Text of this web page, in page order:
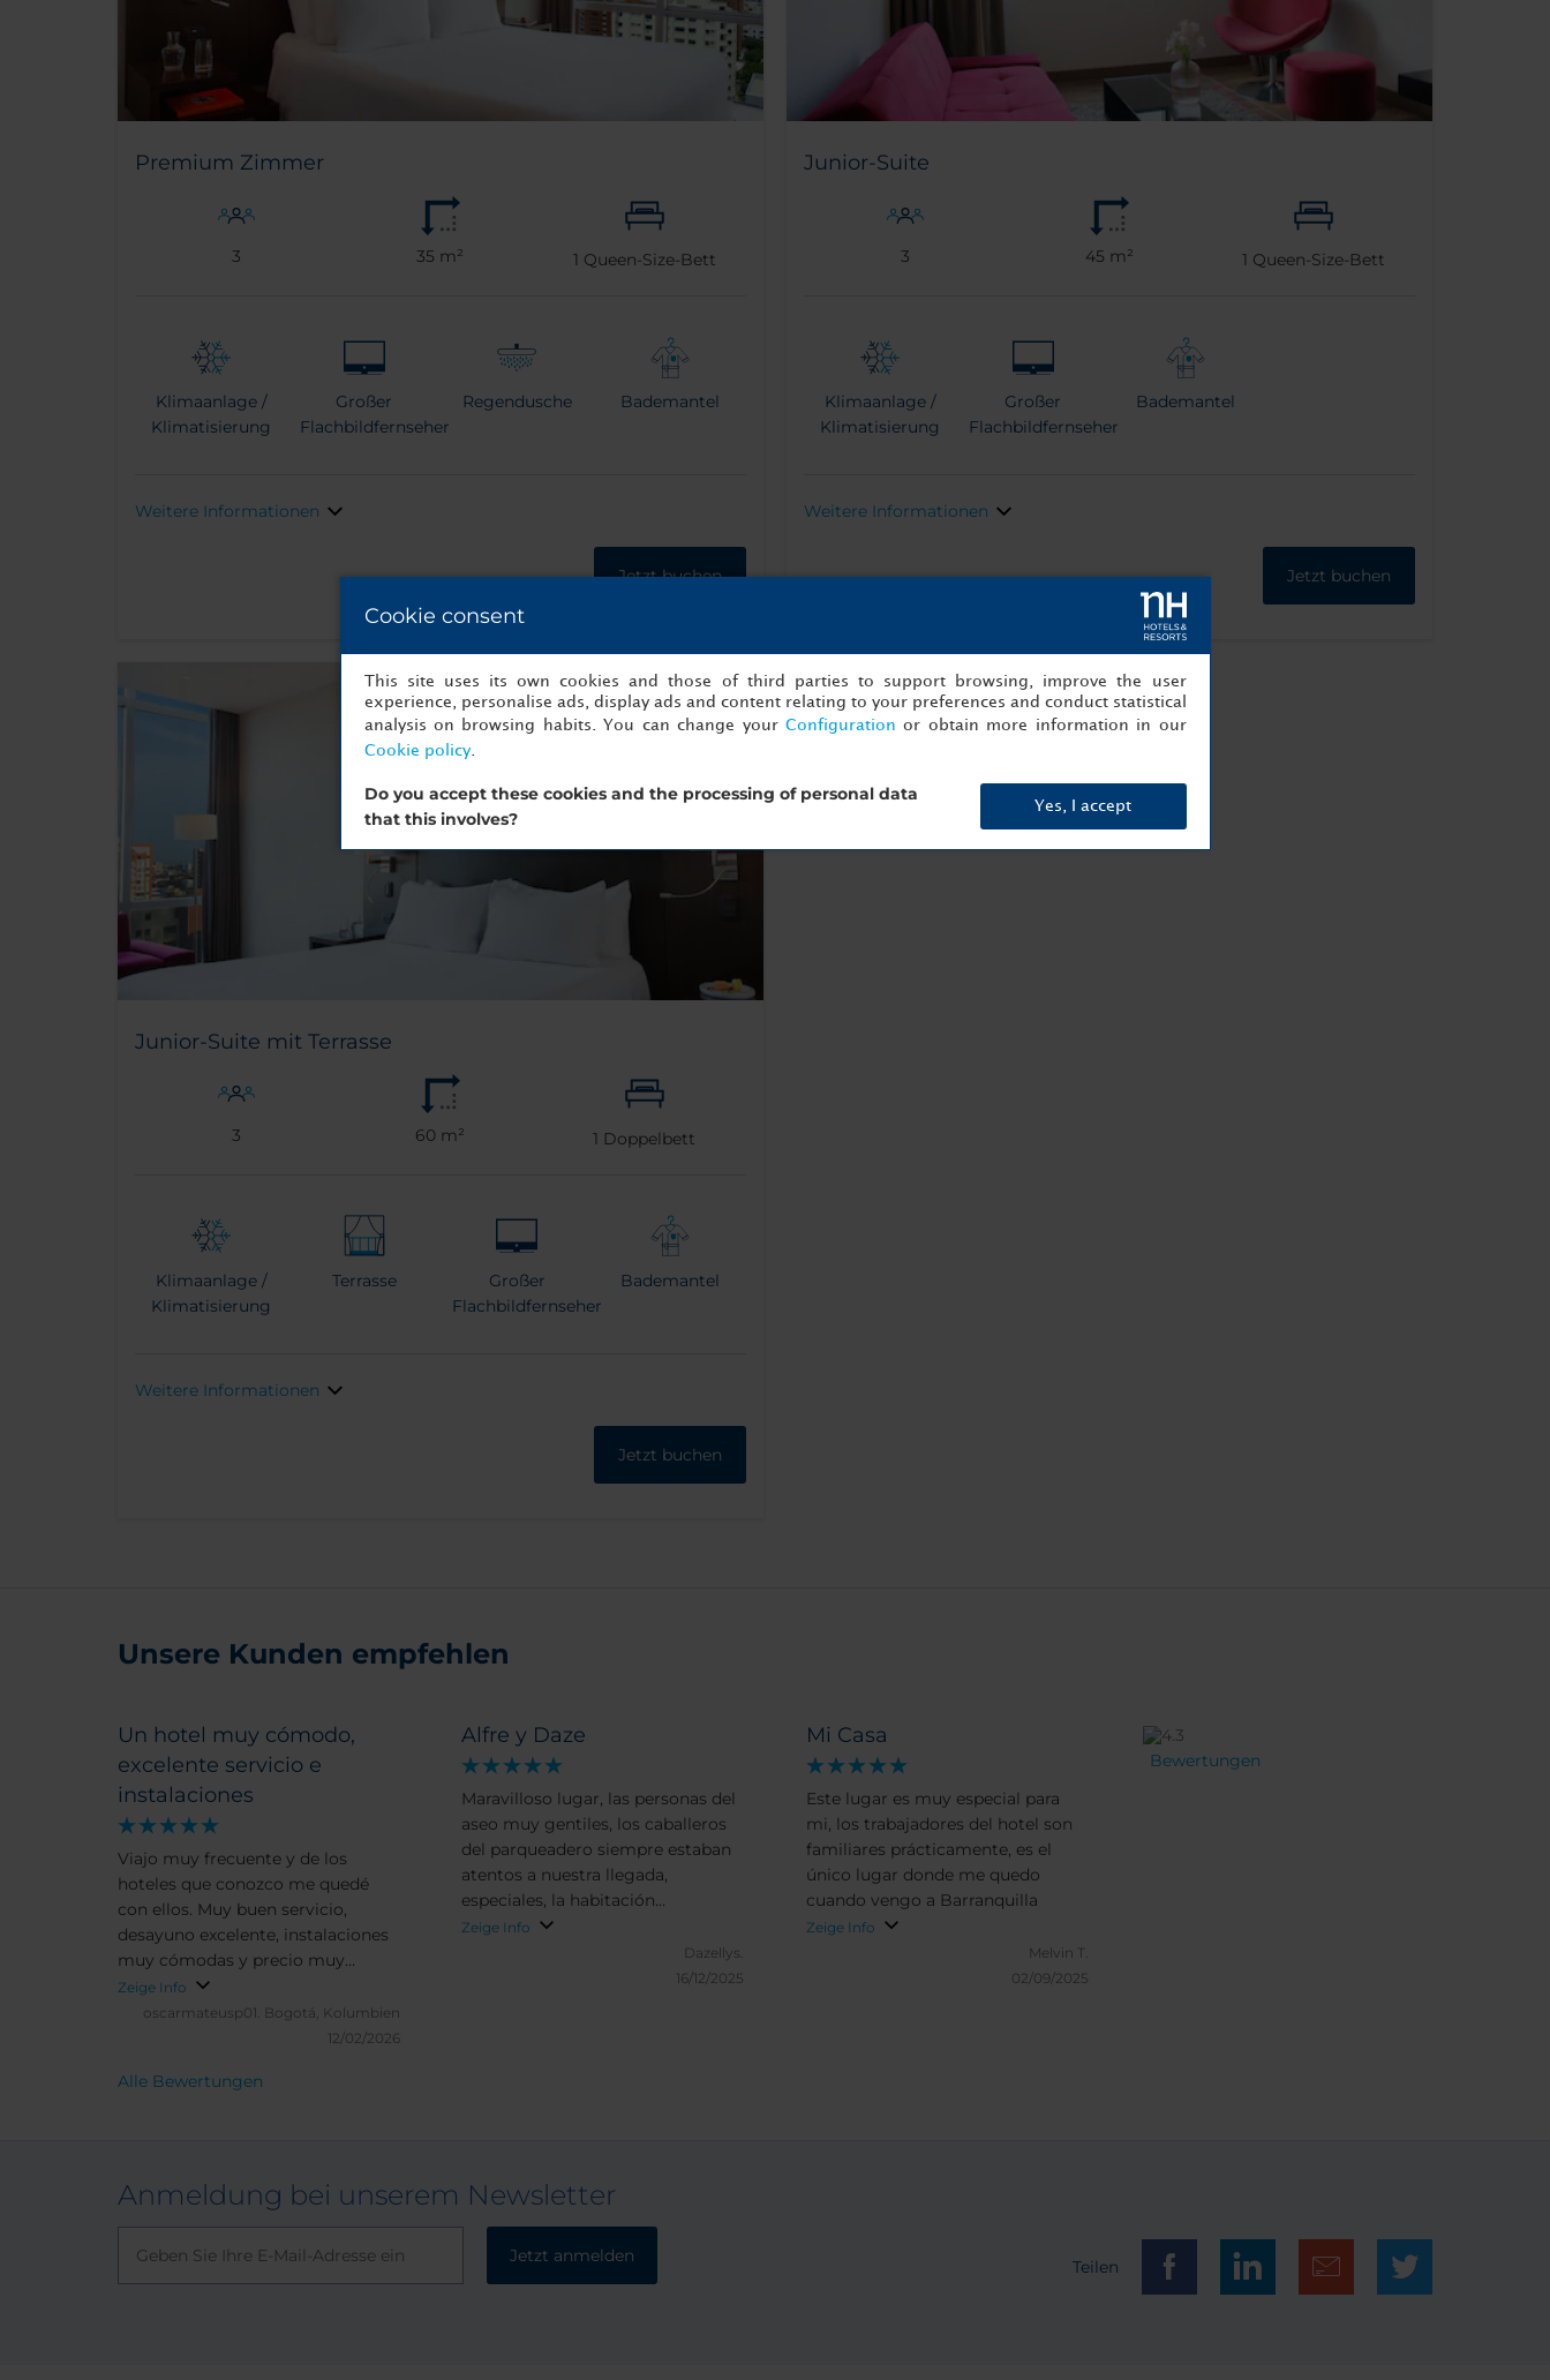
Premium Zimmer
3 35 m² 1 Queen-Size-Bett
Klimaanlage /
Klimatisierung
Großer
Flachbildfernseher
Regendusche Bademantel
Weitere Informationen
Jetzt buchen
Junior-Suite
3 45 m² 1 Queen-Size-Bett
Klimaanlage /
Klimatisierung
Großer
Flachbildfernseher
Bademantel
Weitere Informationen
Jetzt buchen
Junior-Suite mit Terrasse
3 60 m² 1 Doppelbett
Klimaanlage /
Klimatisierung
Terrasse
Großer
Flachbildfernseher
Bademantel
Weitere Informationen
Jetzt buchen
Unsere Kunden empfehlen
Un hotel muy cómodo,
excelente servicio e
instalaciones
Viajo muy frecuente y de los
hoteles que conozco me quedé
con ellos. Muy buen servicio,
desayuno excelente, instalaciones
muy cómodas y precio muy
competitivo
Zeige Info
oscarmateusp01. Bogotá, Kolumbien
12/02/2026
Alfre y Daze
Maravilloso lugar, las personas del
aseo muy gentiles, los caballeros
del parqueadero siempre estaban
atentos a nuestra llegada,
especiales, la habitación
acogedora, volveria claro que si!
Zeige Info
Dazellys.
16/12/2025
Mi Casa
Este lugar es muy especial para
mi, los trabajadores del hotel son
familiares prácticamente, es el
único lugar donde me quedo
cuando vengo a Barranquilla
Zeige Info
Melvin T.
02/09/2025
Bewertungen
Alle Bewertungen
Anmeldung bei unserem Newsletter
Jetzt anmelden
Teilen
Cookie consent
This site uses its own cookies and those of third parties to support browsing, improve the user
experience, personalise ads, display ads and content relating to your preferences and conduct statistical
analysis on browsing habits. You can change your Configuration or obtain more information in our
Cookie policy.
Do you accept these cookies and the processing of personal data
that this involves?
Yes, I accept